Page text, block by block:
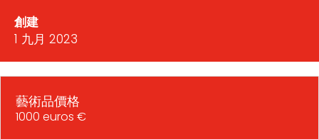
創建
1 九月 2023
藝術品價格
1000 euros €